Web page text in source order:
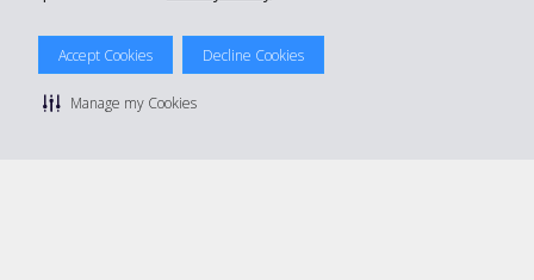
Accept Cookies Decline Cookies
Manage my Cookies
© 2026 The Hertz System, Inc.
Privacy Policy | Condizioni di Utilizzo |
Manage cookie preferences